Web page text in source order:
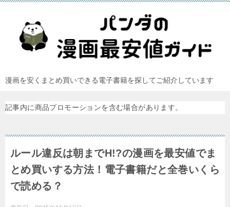
漫画を安くまとめ買いできる電子書籍を探してご紹介しています
記事内に商品プロモーションを含む場合があります。
ルール違反は朝までH!?の漫画を最安値でま
とめ買いする方法！電子書籍だと全巻いくら
で読める？